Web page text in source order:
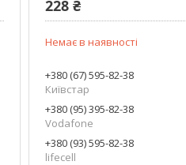
228 ₴
Немає в наявності
+380 (67) 595-82-38
Київстар
+380 (95) 395-82-38
Vodafone
+380 (93) 595-82-38
lifecell